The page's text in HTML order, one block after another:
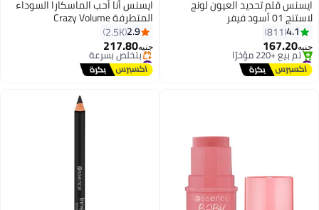
4
ايسنس قلم تحديد العيون لونج
لاستنج 01 أسود فيفر
4.1
811
جنيه167.20
#9 في محدد العيون
توصيل مجاني
تم بيع +220 مؤخرًا
6
ايسنس أنا أحب الماسكارا السوداء
المتطرفة Crazy Volume
2.9
2.5K
جنيه217.80
#11 في ماسكارا
توصيل مجاني
بتخلّص بسرعة